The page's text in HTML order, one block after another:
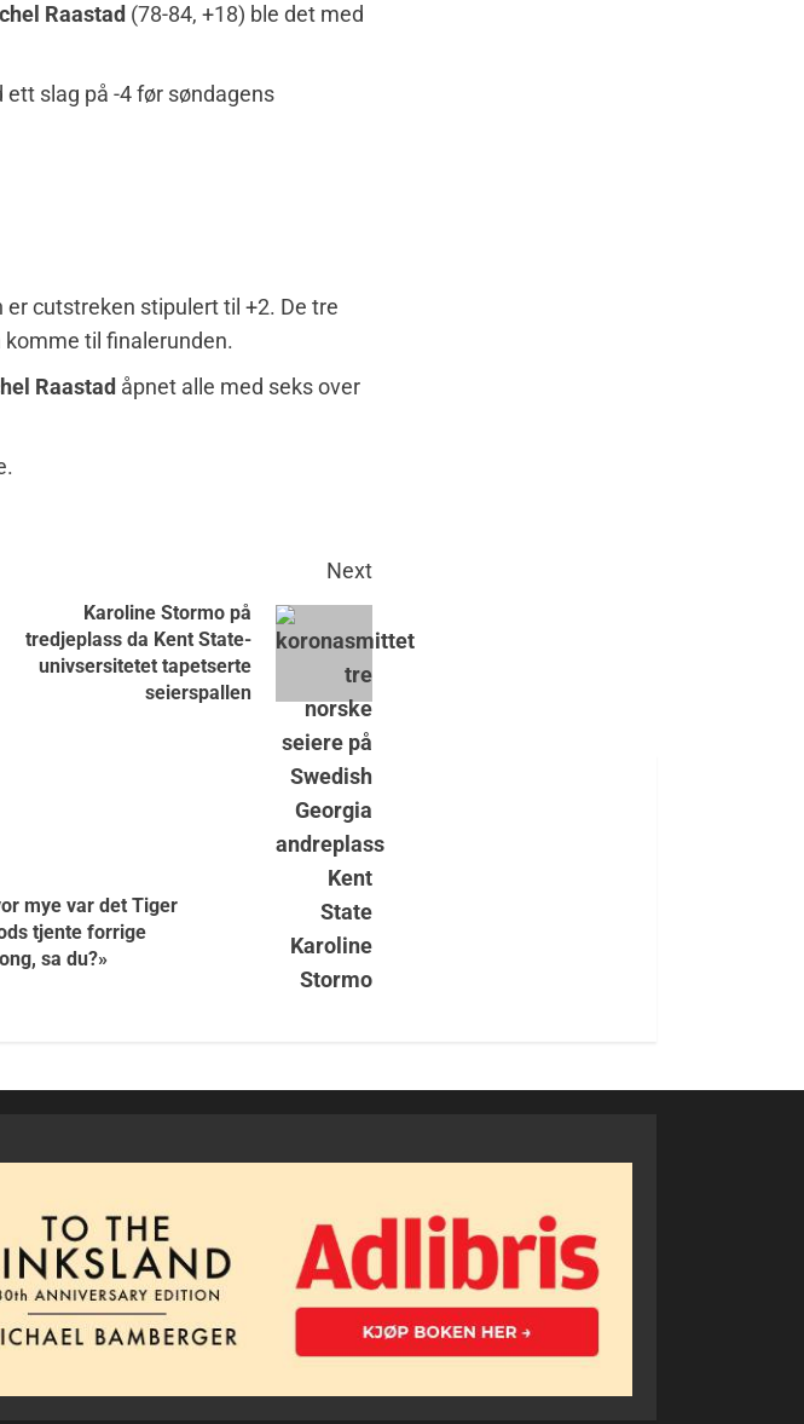
Raastad (78-84, +18) ble det med
ett slag på -4 før søndagens
cutstreken stipulert til +2. De tre
komme til finalerunden.
Raastad åpnet alle med seks over
Next
Karoline Stormo på
tredjeplass da Kent State-
univsersitetet tapetserte
seierspallen
mye var det Tiger
tjente forrige
sa du?»